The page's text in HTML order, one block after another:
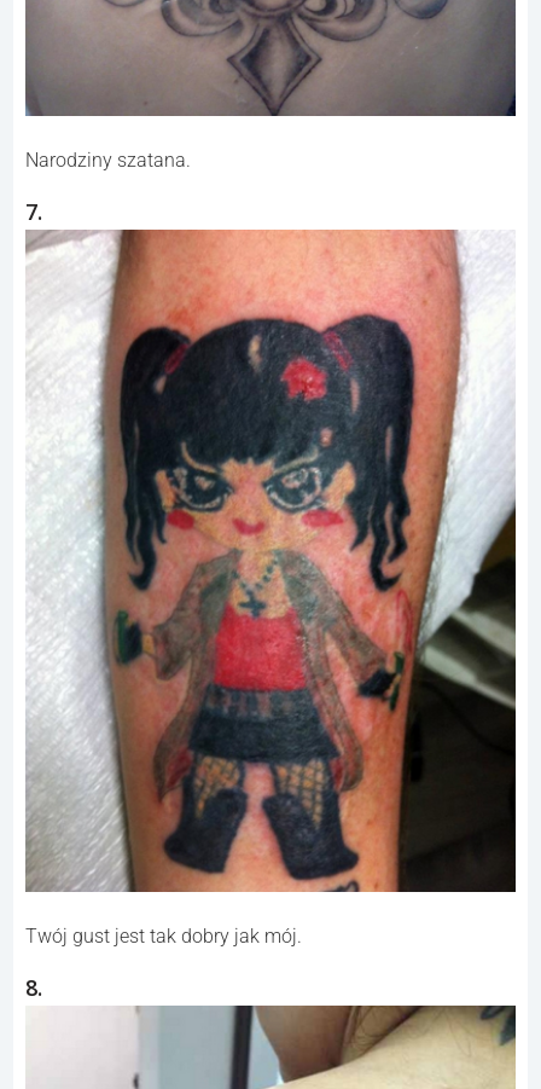
Narodziny szatana.
7.
Twój gust jest tak dobry jak mój.
8.